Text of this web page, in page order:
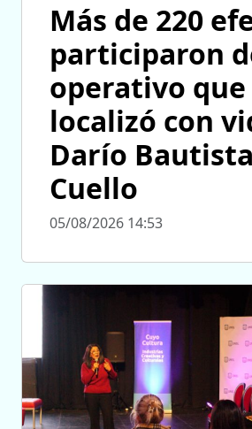
Más de 220
participaron
operativo que
localizó con
Darío Bautista
Cuello
05/08/2026 14:53